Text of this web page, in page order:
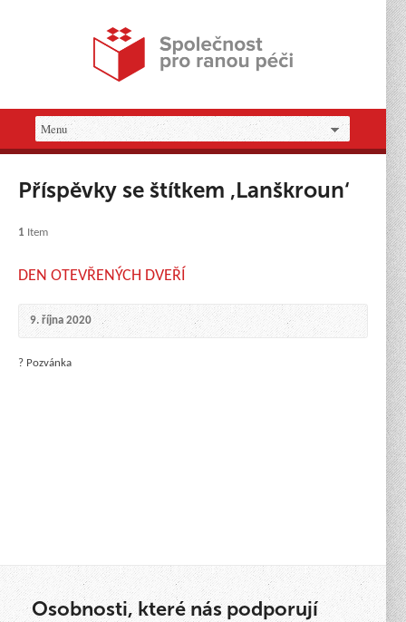
Příspěvky se štítkem ‚Lanškroun‘
1 Item
DEN OTEVŘENÝCH DVEŘÍ
9. října 2020
? Pozvánka
Osobnosti, které nás podporují